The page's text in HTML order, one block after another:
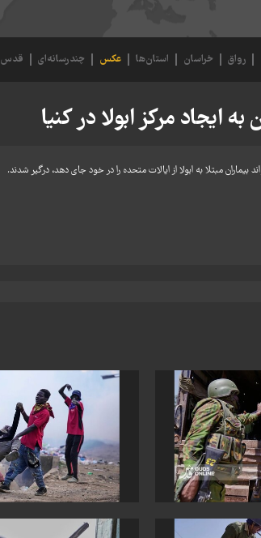
رواق خراسان استان‌ها عکس چندرسانه‌ای قدس ۲۴
مرکز ابولا در کنیا
مبتلا به ابولا از ایالات متحده را در خود جای دهد، درگیر شدند.